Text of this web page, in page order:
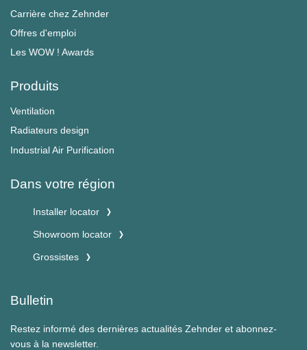
Carrière chez Zehnder
Offres d'emploi
Les WOW ! Awards
Produits
Ventilation
Radiateurs design
Industrial Air Purification
Dans votre région
Installer locator
Showroom locator
Grossistes
Bulletin
Restez informé des dernières actualités Zehnder et abonnez-
vous à la newsletter.